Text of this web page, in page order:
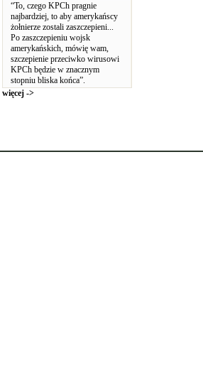
“To, czego KPCh pragnie
najbardziej, to aby amerykańscy
żołnierze zostali zaszczepieni...
Po zaszczepieniu wojsk
amerykańskich, mówię wam,
szczepienie przeciwko wirusowi
KPCh będzie w znacznym
stopniu bliska końca”.
więcej ->